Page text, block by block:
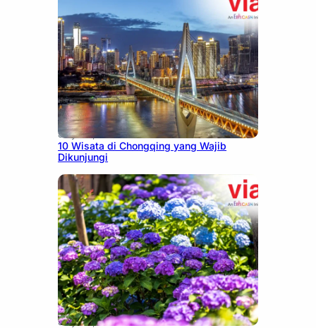
July 30, 2026
10 Wisata di Chongqing yang Wajib
Dikunjungi
July 23, 2026